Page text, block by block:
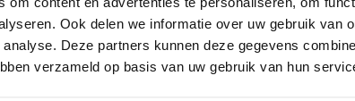
Ook delen we informatie over uw gebruik van
Deze partners kunnen deze gegevens
verzameld op basis van uw gebruik van hun
in Nederland en daarbuiten
sterren